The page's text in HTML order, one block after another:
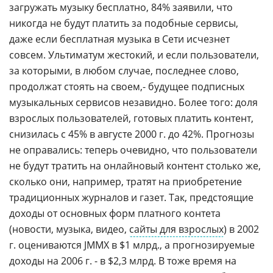
загружать музыку бесплатно, 84% заявили, что
никогда не будут платить за подобные сервисы,
даже если бесплатная музыка в Сети исчезнет
совсем. Ультиматум жестокий, и если пользователи,
за которыми, в любом случае, последнее слово,
продолжат стоять на своем,- будущее подписных
музыкальных сервисов незавидно. Более того: доля
взрослых пользователей, готовых платить контент,
снизилась с 45% в августе 2000 г. до 42%. Прогнозы
не оправались: теперь очевидно, что пользователи
не будут тратить на онлайновый контент столько же,
сколько они, например, тратят на приобретение
традиционных журналов и газет. Так, предстоящие
доходы от основных форм платного контета
(новости, музыка, видео, сайты для взрослых) в 2002
г. оцениваются JMMX в $1 млрд., а прогнозируемые
доходы на 2006 г. - в $2,3 млрд. В тоже время на